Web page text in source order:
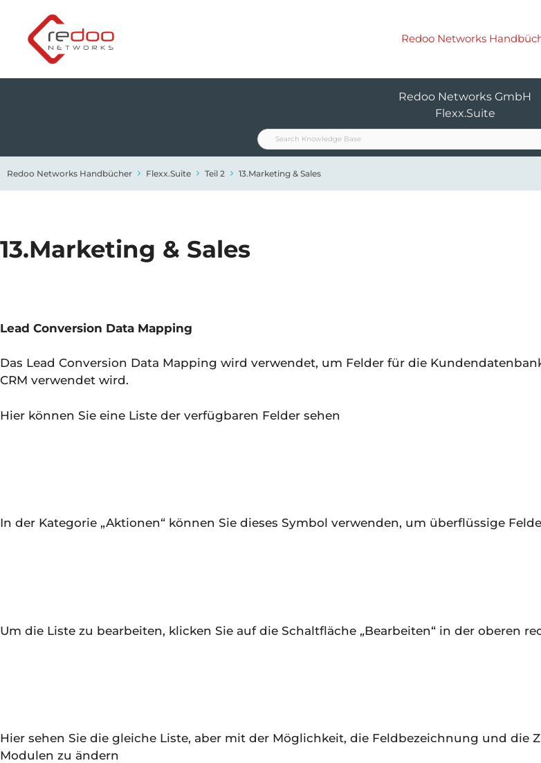
springen
Redoo Networks
Redoo Networks GmbH
Flexx.Suite
Redoo Networks Handbücher Flexx.Suite Teil 2 13.Marketing & Sales
13.Marketing & Sales
Lead Conversion Data Mapping
Das Lead Conversion Data Mapping wird verwendet, um Felder für die
CRM verwendet wird.
Hier können Sie eine Liste der verfügbaren Felder sehen
In der Kategorie „Aktionen“ können Sie dieses Symbol verwenden, um überflüssige
Um die Liste zu bearbeiten, klicken Sie auf die Schaltfläche „Bearbeiten“ in der oberen
Hier sehen Sie die gleiche Liste, aber mit der Möglichkeit, die Feldbezeichnung und die
Modulen zu ändern